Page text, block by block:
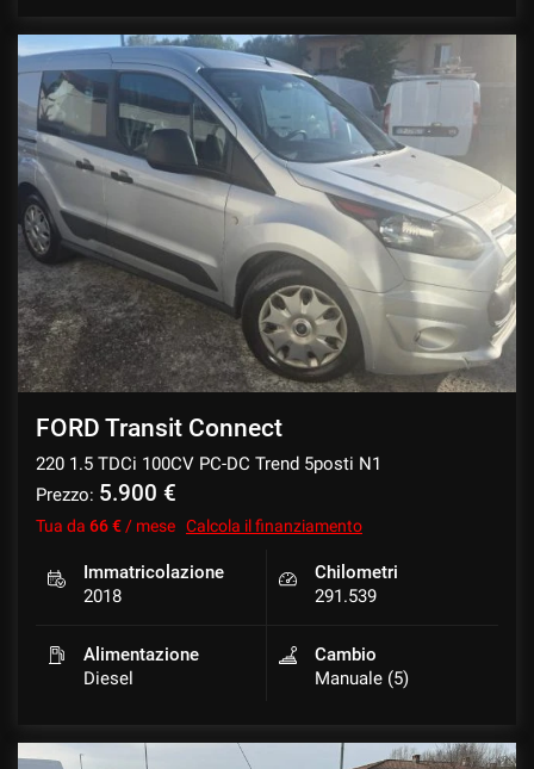
FORD Transit Connect
220 1.5 TDCi 100CV PC-DC Trend 5posti N1
Prezzo: 5.900 €
Tua da 66 € / mese Calcola il finanziamento
Immatricolazione
2018
Chilometri
291.539
Alimentazione
Diesel
Cambio
Manuale (5)
Cookie per il miglioramento dell'esperienza utente
Cookie analitici
Cookie di marketing
Leggi
la
cookie
policy
Salva
le
impostazioni